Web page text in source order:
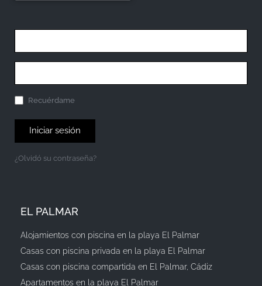
Recuérdame
Iniciar sesión
¿Olvidó su contraseña?
EL PALMAR
Alojamientos con piscina en la playa El Palmar
Casas con piscina privada en la playa El Palmar
Casas con piscina compartida en El Palmar, Cádiz
Apartamentos en la playa El Palmar